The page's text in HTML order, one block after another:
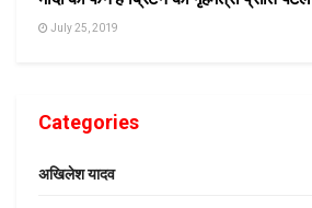
July 25, 2019
Categories
अखिलेश यादव